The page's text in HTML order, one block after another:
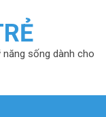
sống dành cho